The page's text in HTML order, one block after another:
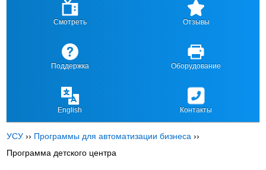
Смотреть Отзывы
Поддержка Оборудование
English Контакты
УСУ ›› Программы для автоматизации бизнеса ››
Программа детского центра